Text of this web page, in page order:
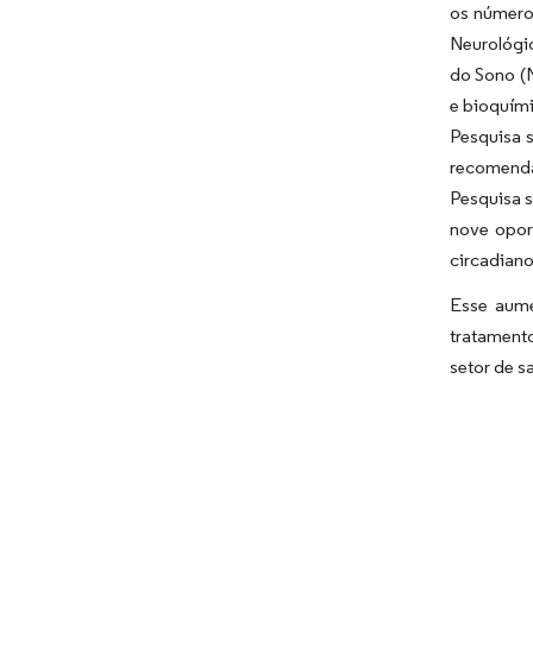
os
do Sono
e
Pesquisa
Pesquisa
nove
Esse
setor de